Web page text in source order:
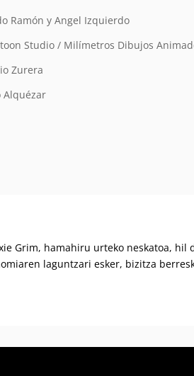
Ramón y Angel Izquierdo
Studio / Milímetros Dibujos
Zurera
Alquézar
Grim, hamahiru urteko neskatoa, hil
laguntzari esker, bizitza